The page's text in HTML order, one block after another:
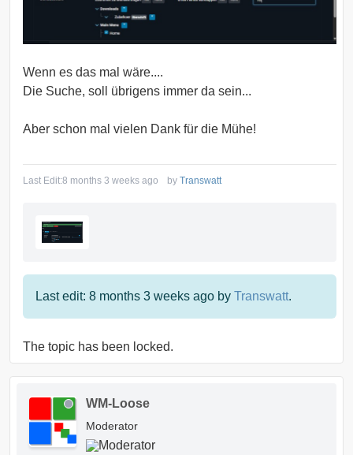
Wenn es das mal wäre....
Die Suche, soll übrigens immer da sein...
Aber schon mal vielen Dank für die Mühe!
Last Edit:8 months 3 weeks ago by Transwatt
Last edit: 8 months 3 weeks ago by Transwatt.
The topic has been locked.
WM-Loose
Moderator